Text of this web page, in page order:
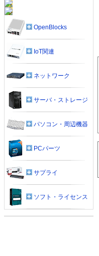
OpenBlocks
IoT関連
ネットワーク
サーバ・ストレージ
パソコン・周辺機器
PCパーツ
サプライ
ソフト・ライセンス